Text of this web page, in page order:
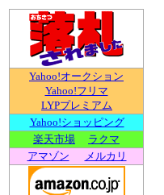
Yahoo!オークション
Yahoo!フリマ
LYPプレミアム
Yahoo!ショッピング
楽天市場
ラクマ
アマゾン
メルカリ